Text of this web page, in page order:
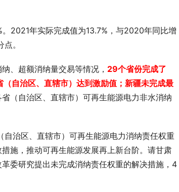
2021年实际完成值为13.7%，与2020年同比增
。
、超额消纳量交易等情况， 29个省份完成了
自治区、直辖市）达到激励值；新疆未完成最
（自治区、直辖市）可再生能源电力非水消纳
治区、直辖市）可再生能源电力消纳责任权重
施，推动可再生能源发展再上新台阶。请甘肃
委研究提出未完成消纳责任权重的解决措施，4